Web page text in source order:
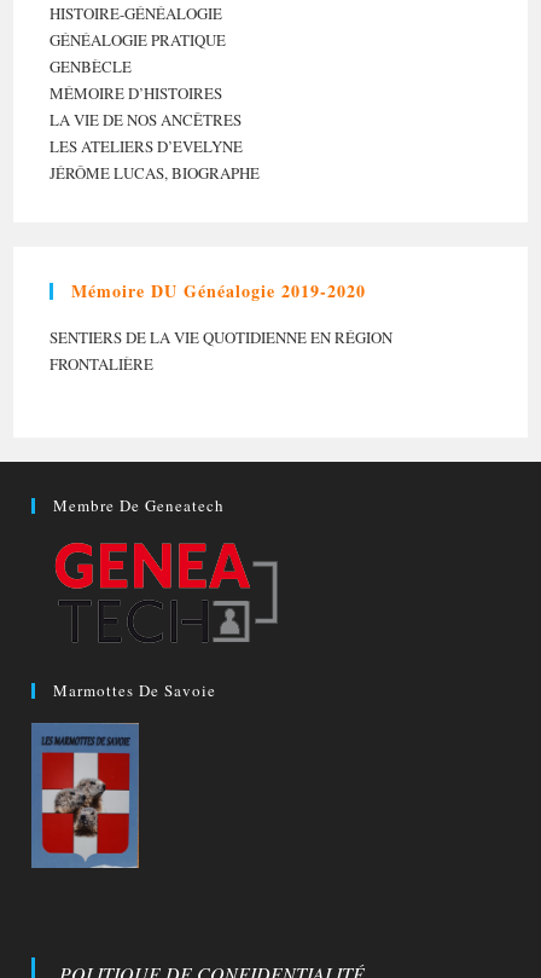
HISTOIRE-GÉNÉALOGIE
GÉNÉALOGIE PRATIQUE
GENBÈCLE
MÉMOIRE D’HISTOIRES
LA VIE DE NOS ANCÊTRES
LES ATELIERS D’EVELYNE
JÉRÔME LUCAS, BIOGRAPHE
Mémoire DU Généalogie 2019-2020
SENTIERS DE LA VIE QUOTIDIENNE EN RÉGION
FRONTALIÈRE
Membre De Geneatech
Marmottes De Savoie